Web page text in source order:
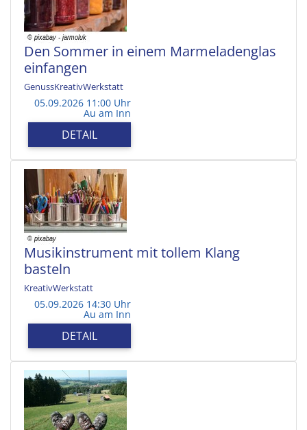
Den Sommer in einem Marmeladenglas
einfangen
GenussKreativWerkstatt
05.09.2026 11:00 Uhr
Au am Inn
DETAIL
Musikinstrument mit tollem Klang
basteln
KreativWerkstatt
05.09.2026 14:30 Uhr
Au am Inn
DETAIL